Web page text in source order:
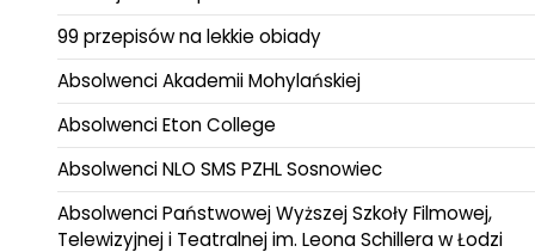
99 przepisów na lekkie obiady
Absolwenci Akademii Mohylańskiej
Absolwenci Eton College
Absolwenci NLO SMS PZHL Sosnowiec
Absolwenci Państwowej Wyższej Szkoły Filmowej,
Telewizyjnej i Teatralnej im. Leona Schillera w Łodzi